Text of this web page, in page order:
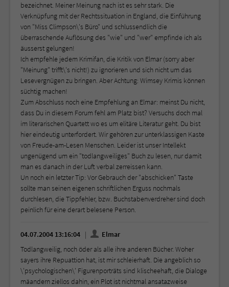
bezeichnet. Meiner Meinung nach ist es sehr stark. Die
Verknüpfung mit der Rechtssituation in England, die Einführung
von "Miss Climpson\'s Büro" und schlussendlich die
überraschende Auflösung des "wie" und "wer" empfinde ich als
äusserst gelungen!
Ich empfehle jedem Krimifan, die Kritik von Elmar (sorry aber
"Meinung" trifft\'s nicht!) zu ignorieren und sich nicht um das
Lesevergnügen zu bringen. Aber Achtung: Wimsey Krimis können
süchtig machen!
Zum Abschluss noch eine Empfehlung an Elmar: meinst Du nicht,
dass Du in diesem Forum fehl am Platz bist? Versuchs doch mal
im literarischen Quartett wo es um elitäre Literatur geht. Du bist
hier eindeutig unterfordert. Wir gehören zur unterklassigen Kaste
von Freude-am-Lesen Menschen. Leider ist unser Intellekt
ungenügend um ein "todlangweiliges" Buch zu lesen, nur damit
man es danach in der Luft verbal zerreissen kann.
Un noch ein letzter Tip: Vor Gebrauch der "abschicken" Taste
sollte man seinen eigenen schriftlichen Erguss nochmals
durchlesen, die Tippfehler, bzw. Buchstabenverdreher sind doch
peinlich für eine derart belesene Person.
04.07.2004 13:16:04
Elmar
Todlangweilig, noch öder als alle ihre anderen Bücher. Woher
sayers ihre Repuattion hat, ist mir schleierhaft. Die angeblich so
\'psychologischen\' Figurenporträts sind klischeehaft, die Dialoge
mäandern ziellos dahin, ein Plot ist nichtmal ansatazweise